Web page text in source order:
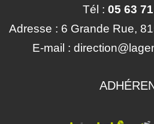
Tél : 05 63
E-mail :
Adresse : 6 Grande Rue,